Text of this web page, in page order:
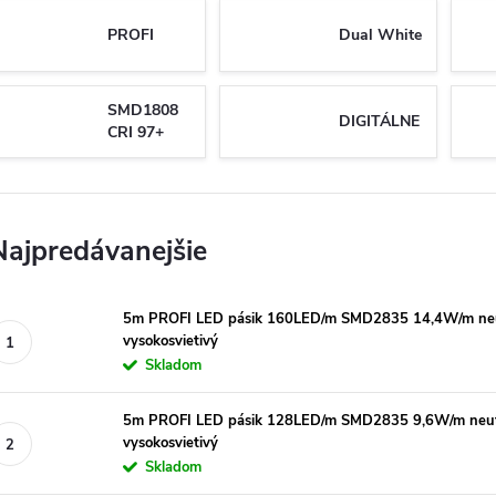
PROFI Dual White
SMD1808
CRI 97+
DIGITÁLNE
5m PROFI LED pásik 160LED/m SMD2835 14,4W/m
vysokosvietivý
Skladom
5m PROFI LED pásik 128LED/m SMD2835 9,6W/m
vysokosvietivý
Skladom